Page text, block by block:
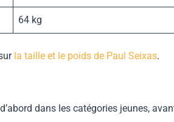
64 kg
la taille et le poids de Paul Seixas.
dans les catégories jeunes,